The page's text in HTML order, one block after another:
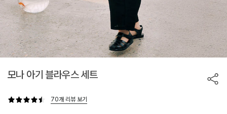
모나 아기 블라우스 세트
70개 리뷰 보기